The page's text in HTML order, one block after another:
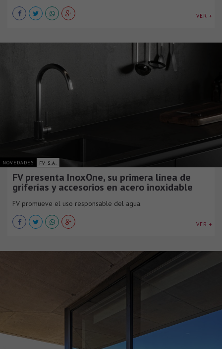
VER +
NOVEDADES FV S.A.
FV presenta InoxOne, su primera línea de
griferías y accesorios en acero inoxidable
FV promueve el uso responsable del agua.
VER +